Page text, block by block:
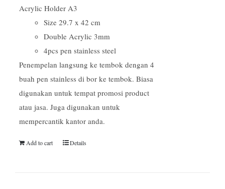
Acrylic Holder A3
Size 29.7 x 42 cm
Double Acrylic 3mm
4pcs pen stainless steel
Penempelan langsung ke tembok dengan 4
buah pen stainless di bor ke tembok. Biasa
digunakan untuk tempat promosi product
atau jasa. Juga digunakan untuk
mempercantik kantor anda.
Add to cart Details